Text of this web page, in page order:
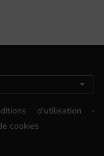
d'utilisation .
cookies